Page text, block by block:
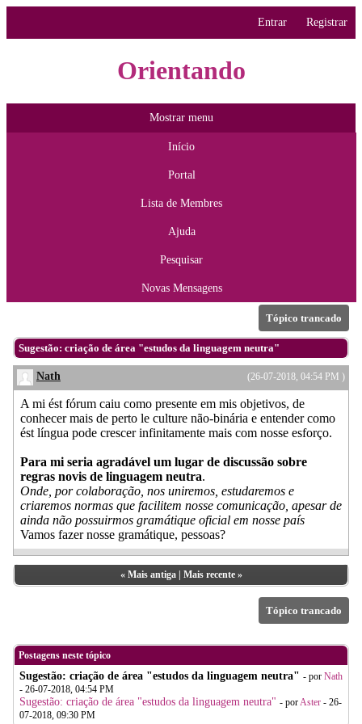
Entrar Registrar
Orientando
Mostrar menu
Início
Portal
Lista de Membres
Ajuda
Pesquisar
Novas Mensagens
Tópico trancado
Sugestão: criação de área "estudos da linguagem neutra"
(26-07-2018, 04:54 PM )
Nath
A mi ést fórum caiu como presente em mis objetivos, de
conhecer mais de perto le culture não-binária e entender como
ést língua pode crescer infinitamente mais com nosse esforço.
Para mi seria agradável um lugar de discussão sobre
regras novis de linguagem neutra.
Onde, por colaboração, nos uniremos, estudaremos e
criaremos normas que facilitem nosse comunicação, apesar de
ainda não possuirmos gramátique oficial em nosse país
Vamos fazer nosse gramátique, pessoas?
« Mais antiga| Mais recente»
Tópico trancado
Postagens neste tópico
Sugestão: criação de área "estudos da linguagem neutra" - por Nath
- 26-07-2018, 04:54 PM
Sugestão: criação de área "estudos da linguagem neutra" - porAster - 26-
07-2018, 09:30 PM